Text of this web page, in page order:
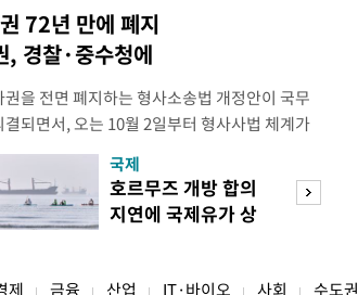
72년 만에 폐지
, 경찰·중수청에
권을 전면 폐지하는 형사소송법 개정안이 국무
결되면서, 오는 10월 2일부터 형사사법 체계가
다. 검사의 모든 수사권이 사라지고 경찰이 인지
·고발 사건까지 수사 전반을 전담하게 된다. 8
따르면 검사의 보완수사를 폐지하고 수사 주체
으로 일원화하는 내용의 형사소송법 일부개
국제
호르무즈 개방 합의
지연에 국제유가 상
제 금융 산업 IT·바이오 사회 수도권